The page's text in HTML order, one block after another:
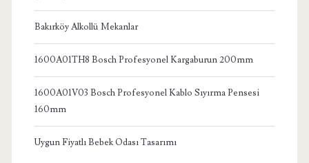
Bakırköy Alkollü Mekanlar
1600A01TH8 Bosch Profesyonel Kargaburun 200mm
1600A01V03 Bosch Profesyonel Kablo Sıyırma Pensesi
160mm
Uygun Fiyatlı Bebek Odası Tasarımı